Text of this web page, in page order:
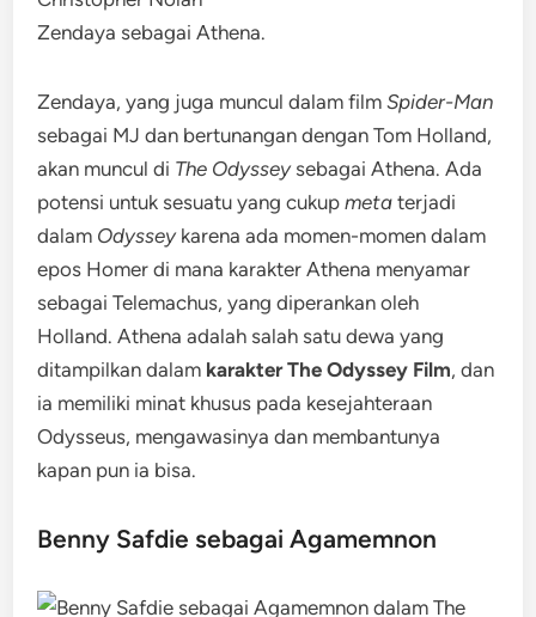
Zendaya sebagai Athena.
Zendaya, yang juga muncul dalam filmSpider-Man
sebagai MJ dan bertunangan dengan Tom Holland,
akan muncul di The Odysseysebagai Athena. Ada
potensi untuk sesuatu yang cukupmeta terjadi
dalam Odysseykarena ada momen-momen dalam
epos Homer di mana karakter Athena menyamar
sebagai Telemachus, yang diperankan oleh
Holland. Athena adalah salah satu dewa yang
ditampilkan dalam karakter The Odyssey Film, dan
ia memiliki minat khusus pada kesejahteraan
Odysseus, mengawasinya dan membantunya
kapan pun ia bisa.
Benny Safdie sebagai Agamemnon